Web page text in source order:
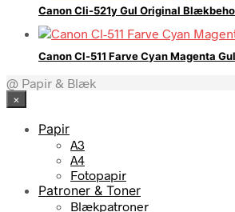
Canon Cli-521y Gul Original
Canon Cl-511 Farve Cyan Magenta
@ Papir & Blæk
×
Papir
A3
A4
Fotopapir
Patroner & Toner
Blækpatroner